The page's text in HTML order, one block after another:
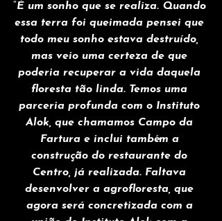
“É um sonho que se realiza. Quando
essa terra foi queimada pensei que
todo meu sonho estava destruído,
mas veio uma certeza de que
poderia recuperar a vida daquela
floresta tão linda. Temos uma
parceria profunda com o Instituto
Alok, que chamamos Campo da
Fartura e inclui também a
construção do restaurante do
Centro, já realizada. Faltava
desenvolver a agrofloresta, que
agora será concretizada com a